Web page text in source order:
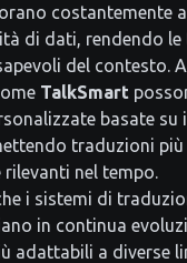
costantemente
di dati, rendendo
del contesto.
TalkSmart
basate su
traduzioni più
nel tempo.
i sistemi di
in continua
adattabili a diverse